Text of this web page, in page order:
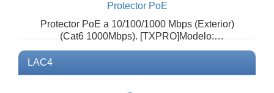
Protector PoE
Protector PoE a 10/100/1000 Mbps (Exterior)
(Cat6 1000Mbps). [TXPRO]Modelo:
TXPOE648OUT DESCRIPCIÓN...
LAC4